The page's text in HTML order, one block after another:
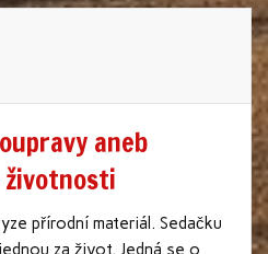
aneb
životnosti
přírodní materiál. Sedačku
za život. Jedná se o